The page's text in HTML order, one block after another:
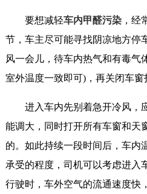
要想减轻车内甲醛污染，经
节，车主尽可能寻找阴凉地方停
风一会儿，待车内热气和有毒气
室外温度一致即可)，再关闭车窗
进入车内先别着急开冷风，
能调大，同时打开所有车窗和天
的。如此持续一段时间后，车内
承受的程度，司机可以考虑进入
行驶时，车外空气的流通速度快